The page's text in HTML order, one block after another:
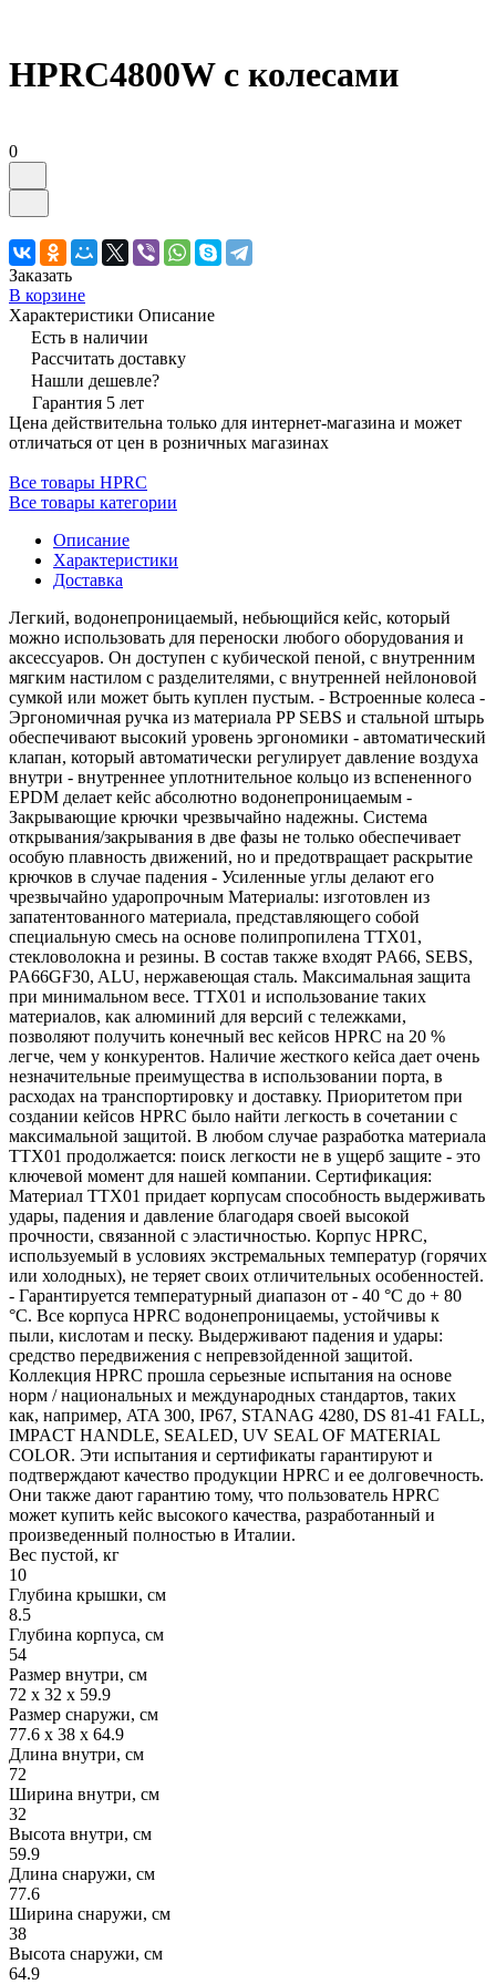
HPRC4800W с колесами
0
Заказать
В корзине
Характеристики Описание
Есть в наличии
Рассчитать доставку
Нашли дешевле?
Гарантия 5 лет
Цена действительна только для интернет-магазина и может
отличаться от цен в розничных магазинах
Все товары HPRC
Все товары категории
Описание
Характеристики
Доставка
Легкий, водонепроницаемый, небьющийся кейс, который
можно использовать для переноски любого оборудования и
аксессуаров. Он доступен с кубической пеной, с внутренним
мягким настилом с разделителями, с внутренней нейлоновой
сумкой или может быть куплен пустым. - Встроенные колеса -
Эргономичная ручка из материала PP SEBS и стальной штырь
обеспечивают высокий уровень эргономики - автоматический
клапан, который автоматически регулирует давление воздуха
внутри - внутреннее уплотнительное кольцо из вспененного
EPDM делает кейс абсолютно водонепроницаемым -
Закрывающие крючки чрезвычайно надежны. Система
открывания/закрывания в две фазы не только обеспечивает
особую плавность движений, но и предотвращает раскрытие
крючков в случае падения - Усиленные углы делают его
чрезвычайно ударопрочным Материалы: изготовлен из
запатентованного материала, представляющего собой
специальную смесь на основе полипропилена TTX01,
стекловолокна и резины. В состав также входят PA66, SEBS,
PA66GF30, ALU, нержавеющая сталь. Максимальная защита
при минимальном весе. TTX01 и использование таких
материалов, как алюминий для версий с тележками,
позволяют получить конечный вес кейсов HPRC на 20 %
легче, чем у конкурентов. Наличие жесткого кейса дает очень
незначительные преимущества в использовании порта, в
расходах на транспортировку и доставку. Приоритетом при
создании кейсов HPRC было найти легкость в сочетании с
максимальной защитой. В любом случае разработка материала
TTX01 продолжается: поиск легкости не в ущерб защите - это
ключевой момент для нашей компании. Сертификация:
Материал TTX01 придает корпусам способность выдерживать
удары, падения и давление благодаря своей высокой
прочности, связанной с эластичностью. Корпус HPRC,
используемый в условиях экстремальных температур (горячих
или холодных), не теряет своих отличительных особенностей.
- Гарантируется температурный диапазон от - 40 °С до + 80
°С. Все корпуса HPRC водонепроницаемы, устойчивы к
пыли, кислотам и песку. Выдерживают падения и удары:
средство передвижения с непревзойденной защитой.
Коллекция HPRC прошла серьезные испытания на основе
норм / национальных и международных стандартов, таких
как, например, ATA 300, IP67, STANAG 4280, DS 81-41 FALL,
IMPACT HANDLE, SEALED, UV SEAL OF MATERIAL
COLOR. Эти испытания и сертификаты гарантируют и
подтверждают качество продукции HPRC и ее долговечность.
Они также дают гарантию тому, что пользователь HPRC
может купить кейс высокого качества, разработанный и
произведенный полностью в Италии.
Вес пустой, кг
10
Глубина крышки, см
8.5
Глубина корпуса, см
54
Размер внутри, см
72 x 32 x 59.9
Размер снаружи, см
77.6 x 38 x 64.9
Длина внутри, см
72
Ширина внутри, см
32
Высота внутри, см
59.9
Длина снаружи, см
77.6
Ширина снаружи, см
38
Высота снаружи, см
64.9